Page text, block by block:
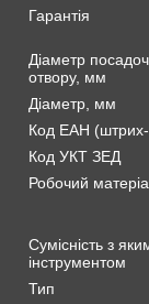
Гарантія
Діаметр
отвору, мм
Діаметр, мм
Код ЕАН (штрих-
Код УКТ ЗЕД
Робочий
Сумісність з
інструментом
Тип